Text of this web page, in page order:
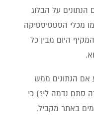
על הבלוג
מכלי הסטטיסטיקה
היום מבין כל
אם הנתונים ממש
סתם נדמה לי?) כי
באתר מקביל,